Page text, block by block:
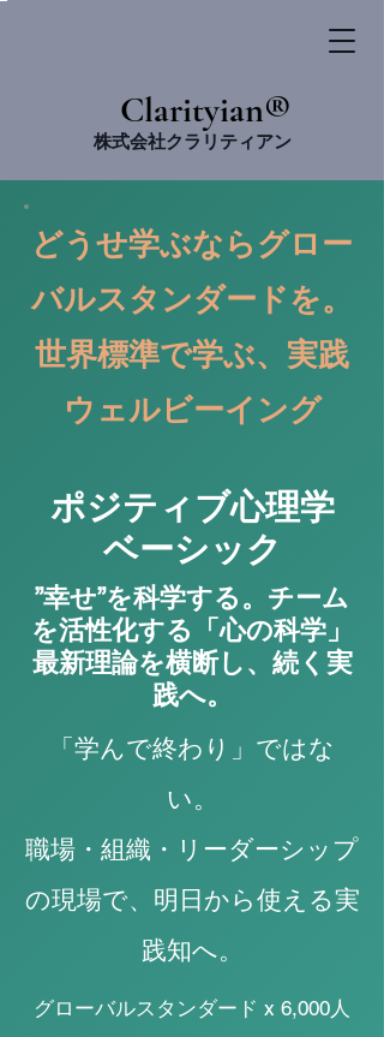
​Clarityian®
株式会社クラリティアン
​どうせ学ぶならグロー
バルスタンダードを。
世界標準で学ぶ、実践
ウェルビーイング
​ポジティブ心理学
​ベーシック
”幸せ”を科学する。チーム
を活性化する「心の科学」
最新理論を横断し、続く実
践へ。
「学んで終わり」ではな
い。
​職場・組織・リーダーシップ
の現場で、明日から使える実
践知へ。
グローバルスタンダード x 6,000人